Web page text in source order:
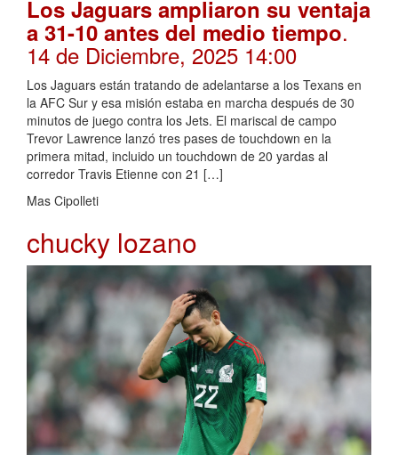
Los Jaguars ampliaron su ventaja
a 31-10 antes del medio tiempo.
14 de Diciembre, 2025 14:00
Los Jaguars están tratando de adelantarse a los Texans en
la AFC Sur y esa misión estaba en marcha después de 30
minutos de juego contra los Jets. El mariscal de campo
Trevor Lawrence lanzó tres pases de touchdown en la
primera mitad, incluido un touchdown de 20 yardas al
corredor Travis Etienne con 21 […]
Mas Cipolleti
chucky lozano